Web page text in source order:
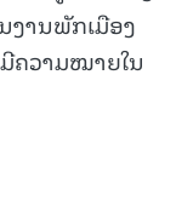
ງານພັກເມືອງ
ຄວາມໝາຍໃນ